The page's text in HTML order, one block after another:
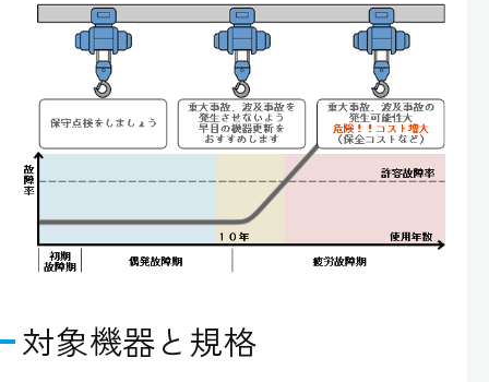
対象機器と規格